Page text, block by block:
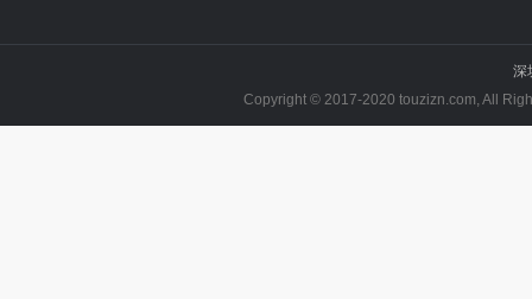
深
Copyright © 2017-2020 touzizn.com, All